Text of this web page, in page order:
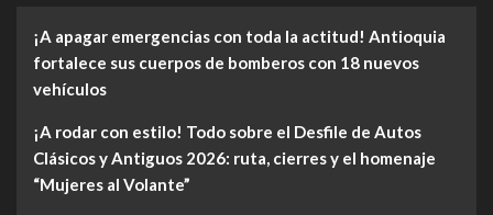
¡A apagar emergencias con toda la actitud! Antioquia
fortalece sus cuerpos de bomberos con 18 nuevos
vehículos
¡A rodar con estilo! Todo sobre el Desfile de Autos
Clásicos y Antiguos 2026: ruta, cierres y el homenaje
“Mujeres al Volante”